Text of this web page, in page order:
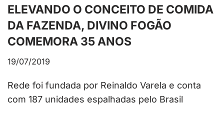
ELEVANDO O CONCEITO DE COMIDA
DA FAZENDA, DIVINO FOGÃO
COMEMORA 35 ANOS
19/07/2019
Rede foi fundada por Reinaldo Varela e conta
com 187 unidades espalhadas pelo Brasil